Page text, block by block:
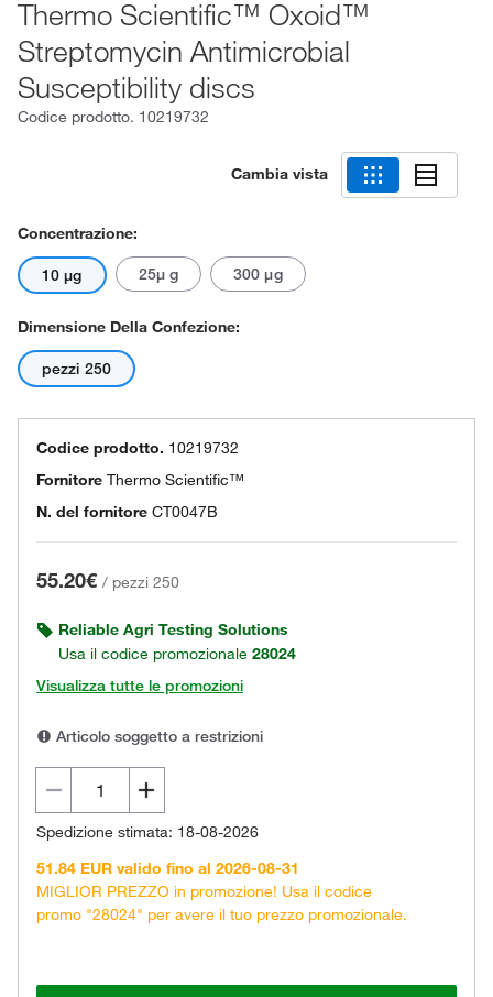
Thermo Scientific™ Oxoid™
Streptomycin Antimicrobial
Susceptibility discs
Codice prodotto. 10219732
Cambia vista
Concentrazione:
10 µg 25μ g 300 μg
Dimensione Della Confezione:
pezzi 250
Codice prodotto. 10219732
Fornitore Thermo Scientific™
N. del fornitore CT0047B
55.20€ / pezzi 250
Reliable Agri Testing Solutions
Usa il codice promozionale 28024
Visualizza tutte le promozioni
Articolo soggetto a restrizioni
Spedizione stimata: 18-08-2026
51.84 EUR valido fino al 2026-08-31
MIGLIOR PREZZO in promozione! Usa il codice
promo "28024" per avere il tuo prezzo promozionale.